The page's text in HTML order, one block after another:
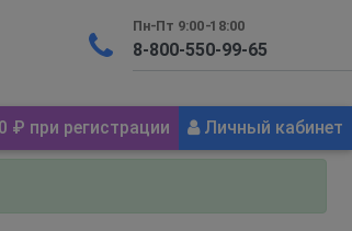
Пн-Пт 9:00-18:00
₽ при регистрации Личный кабинет